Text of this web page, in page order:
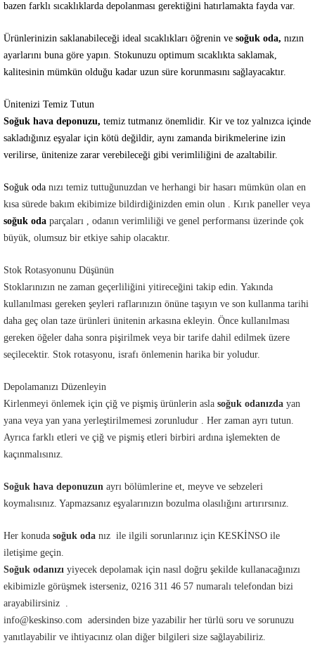
bazen farklı sıcaklıklarda depolanması gerektiğini hatırlamakta fayda var.
Ürünlerinizin saklanabileceği ideal sıcaklıkları öğrenin ve soğuk oda, nızın
ayarlarını buna göre yapın. Stokunuzu optimum sıcaklıkta saklamak,
kalitesinin mümkün olduğu kadar uzun süre korunmasını sağlayacaktır.
Ünitenizi Temiz Tutun
Soğuk hava deponuzu, temiz tutmanız önemlidir. Kir ve toz yalnızca içinde
sakladığınız eşyalar için kötü değildir, aynı zamanda birikmelerine izin
verilirse, ünitenize zarar verebileceği gibi verimliliğini de azaltabilir.
Soğuk oda nızı temiz tuttuğunuzdan ve herhangi bir hasarı mümkün olan en
kısa sürede bakım ekibimize bildirdiğinizden emin olun . Kırık paneller veya
soğuk oda parçaları , odanın verimliliği ve genel performansı üzerinde çok
büyük, olumsuz bir etkiye sahip olacaktır.
Stok Rotasyonunu Düşünün
Stoklarınızın ne zaman geçerliliğini yitireceğini takip edin. Yakında
kullanılması gereken şeyleri raflarınızın önüne taşıyın ve son kullanma tarihi
daha geç olan taze ürünleri ünitenin arkasına ekleyin. Önce kullanılması
gereken öğeler daha sonra pişirilmek veya bir tarife dahil edilmek üzere
seçilecektir. Stok rotasyonu, israfı önlemenin harika bir yoludur.
Depolamanızı Düzenleyin
Kirlenmeyi önlemek için çiğ ve pişmiş ürünlerin asla soğuk odanızda yan
yana veya yan yana yerleştirilmemesi zorunludur . Her zaman ayrı tutun.
Ayrıca farklı etleri ve çiğ ve pişmiş etleri birbiri ardına işlemekten de
kaçınmalısınız.
Soğuk hava deponuzun ayrı bölümlerine et, meyve ve sebzeleri
koymalısınız. Yapmazsanız eşyalarınızın bozulma olasılığını artırırsınız.
Her konuda soğuk oda nız ile ilgili sorunlarınız için KESKİNSO ile
iletişime geçin.
Soğuk odanızı yiyecek depolamak için nasıl doğru şekilde kullanacağınızı
ekibimizle görüşmek isterseniz, 0216 311 46 57 numaralı telefondan bizi
arayabilirsiniz .
info@keskinso.com adersinden bize yazabilir her türlü soru ve sorunuzu
yanıtlayabilir ve ihtiyacınız olan diğer bilgileri size sağlayabiliriz.